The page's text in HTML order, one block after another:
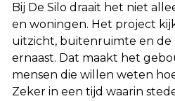
Bij De Silo draait het niet
en woningen. Het project
uitzicht, buitenruimte en
ernaast. Dat maakt het
mensen die willen weten
Zeker in een tijd waarin